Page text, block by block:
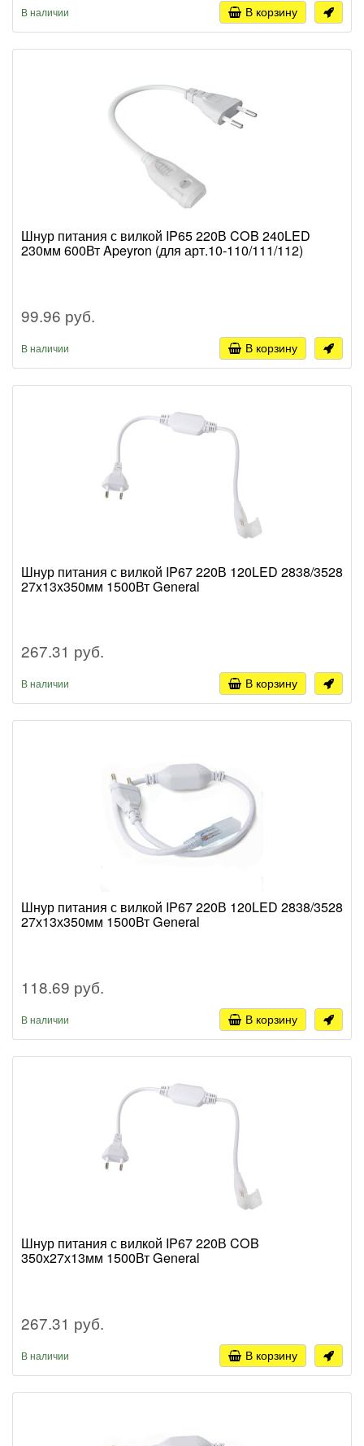
В наличии В корзину
Шнур питания с вилкой IP65 220В COB 240LED
230мм 600Вт Apeyron (для арт.10-110/111/112)
99.96 руб.
В наличии В корзину
Шнур питания с вилкой IP67 220В 120LED 2838/3528
27x13x350мм 1500Вт General
267.31 руб.
В наличии В корзину
Шнур питания с вилкой IP67 220В 120LED 2838/3528
27х13х350мм 1500Вт General
118.69 руб.
В наличии В корзину
Шнур питания с вилкой IP67 220В COB
350х27х13мм 1500Вт General
267.31 руб.
В наличии В корзину